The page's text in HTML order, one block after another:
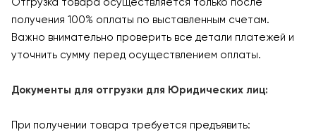
получения 100% оплаты по выставленным счетам.
Важно внимательно проверить все детали платежей и
уточнить сумму перед осуществлением оплаты.
Документы для отгрузки для Юридических лиц:
При получении товара требуется предъявить: